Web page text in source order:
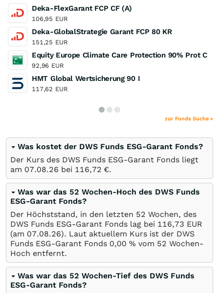
Deka-FlexGarant FCP CF (A)
106,95 EUR
Deka-GlobalStrategie Garant FCP 80 KR
151,25 EUR
Equity Europe Climate Care Protection 90% Prot C
92,96 EUR
HMT Global Wertsicherung 90 I
117,62 EUR
zur Fonds Suche »
Was kostet der DWS Funds ESG-Garant Fonds?
Der Kurs des DWS Funds ESG-Garant Fonds liegt
am 07.08.26 bei 116,72 €.
Was war das 52 Wochen-Hoch des DWS Funds
ESG-Garant Fonds?
Der Höchststand, in den letzten 52 Wochen, des
DWS Funds ESG-Garant Fonds lag bei 116,73 EUR
(am 07.08.26). Laut aktuellem Kurs ist der DWS
Funds ESG-Garant Fonds 0,00 % vom 52 Wochen-
Hoch entfernt.
Was war das 52 Wochen-Tief des DWS Funds
ESG-Garant Fonds?